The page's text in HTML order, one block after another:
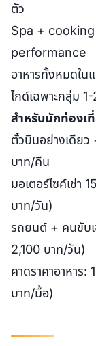
ตัว
Spa +
performance
อาหารทั้งหมดใน
ไกด์เฉพาะกลุ่ม
สำหรับนักท่องเ
ตั๋วบินอย่างเดีย
บาท/คืน
มอเตอร์ไซค์เช่
บาท/วัน)
รถยนต์ + คนขับ
2,100 บาท/วัน)
คาดราคาอาหา
บาท/มื้อ)